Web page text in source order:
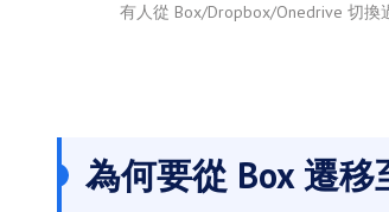
有人從 Box/Dropbox/Onedrive 切換
為何要從 Box 遷移